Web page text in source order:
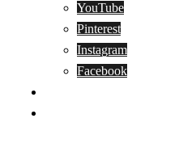
YouTube
Pinterest
Instagram
Facebook